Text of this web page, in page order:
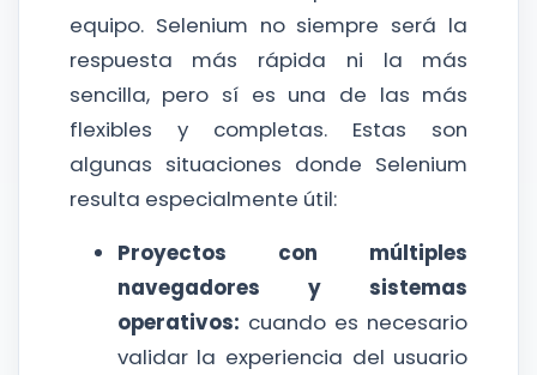
equipo. Selenium no siempre será la
respuesta más rápida ni la más
sencilla, pero sí es una de las más
flexibles y completas. Estas son
algunas situaciones donde Selenium
resulta especialmente útil:
Proyectos con múltiples
navegadores y sistemas
operativos: cuando es necesario
validar la experiencia del usuario